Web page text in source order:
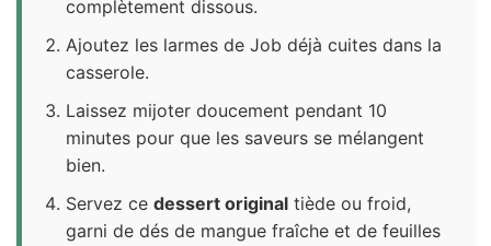
complètement dissous.
Ajoutez les larmes de Job déjà cuites dans la
casserole.
Laissez mijoter doucement pendant 10
minutes pour que les saveurs se mélangent
bien.
Servez ce dessert original tiède ou froid,
garni de dés de mangue fraîche et de feuilles